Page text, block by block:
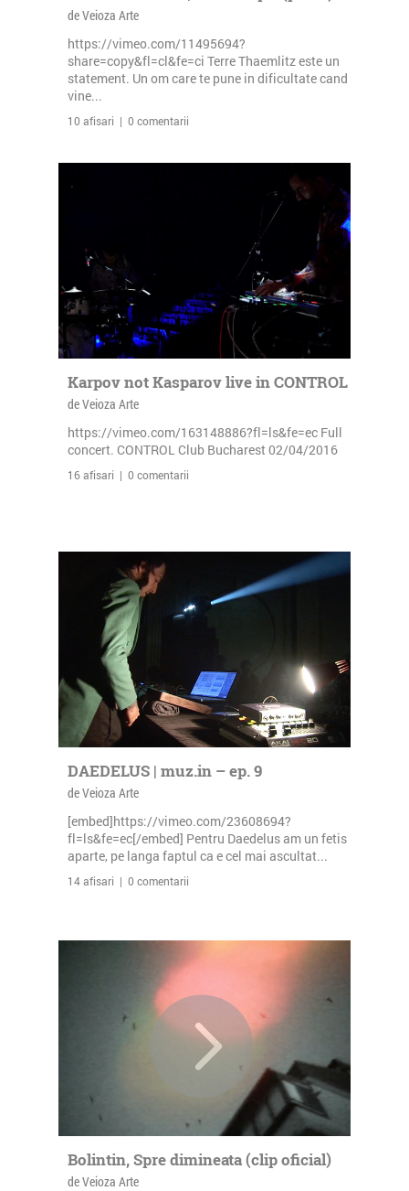
de Veioza Arte
https://vimeo.com/11495694?
share=copy&fl=cl&fe=ci Terre Thaemlitz este un
statement. Un om care te pune in dificultate cand
vine...
10 afisari | 0 comentarii
Karpov not Kasparov live in CONTROL
de Veioza Arte
https://vimeo.com/163148886?fl=ls&fe=ec Full
concert. CONTROL Club Bucharest 02/04/2016
16 afisari | 0 comentarii
DAEDELUS | muz.in – ep. 9
de Veioza Arte
[embed]https://vimeo.com/23608694?
fl=ls&fe=ec[/embed] Pentru Daedelus am un fetis
aparte, pe langa faptul ca e cel mai ascultat...
14 afisari | 0 comentarii
Bolintin, Spre dimineata (clip oficial)
de Veioza Arte